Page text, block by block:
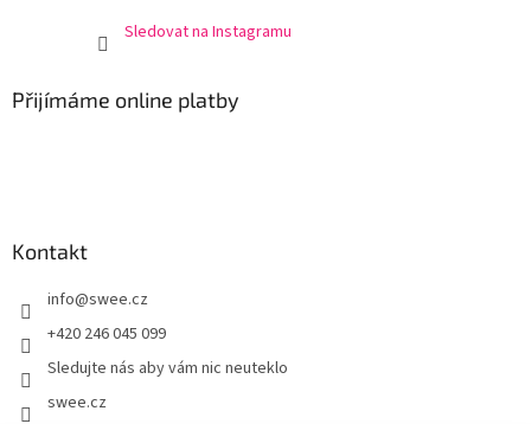
Sledovat na Instagramu
Přijímáme online platby
Kontakt
info@swee.cz
+420 246 045 099
Sledujte nás aby vám nic neuteklo
swee.cz